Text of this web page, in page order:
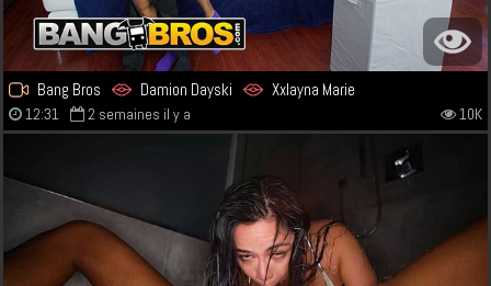
Bang Bros Damion Dayski Xxlayna Marie
12:31 2 semaines il y a 10K